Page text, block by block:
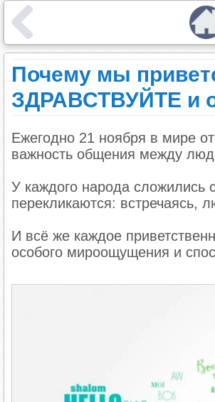
Почему мы
ЗДРАВСТВУЙТЕ и
Ежегодно 21 ноября в мире
важность общения между
У каждого народа сложились
перекликаются: встречаясь,
И всё же каждое
особого мироощущения и